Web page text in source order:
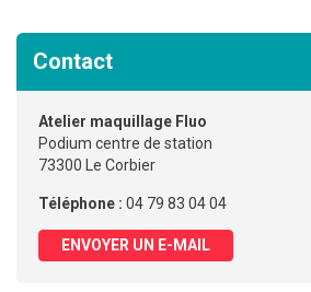
Contact
Atelier maquillage Fluo
Podium centre de station
73300 Le Corbier
Téléphone : 04 79 83 04 04
ENVOYER UN E-MAIL